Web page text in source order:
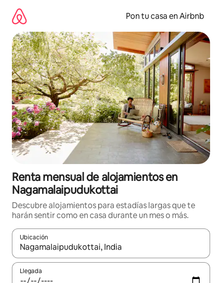
contenido
Pon tu casa en Airbnb
Renta mensual de alojamientos en
Nagamalaipudukottai
Descubre alojamientos para estadías largas que te
harán sentir como en casa durante un mes o más.
Ubicación
Cuando los resultados estén disponibles, navega con las
Llegada